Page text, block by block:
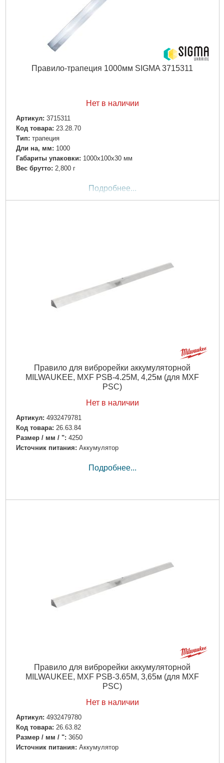
Правило-трапеция 1000мм SIGMA 3715311
Нет в наличии
Артикул: 3715311
Код товара: 23.28.70
Tип: трапеция
Дли на, мм: 1000
Габариты упаковки: 1000x100x30 мм
Вес брутто: 2,800 г
Подробнее...
Правило для виброрейки аккумуляторной
MILWAUKEE, MXF PSB-4.25M, 4,25м (для MXF
PSC)
Нет в наличии
Артикул: 4932479781
Код товара: 26.63.84
Размер / мм / ": 4250
Источник питания: Аккумулятор
Подробнее...
Правило для виброрейки аккумуляторной
MILWAUKEE, MXF PSB-3.65M, 3,65м (для MXF
PSC)
Нет в наличии
Артикул: 4932479780
Код товара: 26.63.82
Размер / мм / ": 3650
Источник питания: Аккумулятор